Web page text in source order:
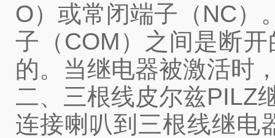
O）或常闭端子（NC）
子（COM）之间是断
的。当继电器被激活时
二、三根线皮尔兹PILZ
连接喇叭到三根线继电